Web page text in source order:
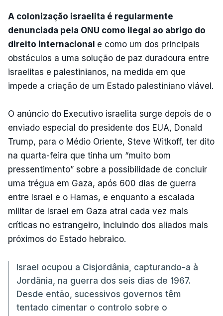
A colonização israelita é regularmente
denunciada pela ONU como ilegal ao abrigo do
direito internacional e como um dos principais
obstáculos a uma solução de paz duradoura entre
israelitas e palestinianos, na medida em que
impede a criação de um Estado palestiniano viável.
O anúncio do Executivo israelita surge depois de o
enviado especial do presidente dos EUA, Donald
Trump, para o Médio Oriente, Steve Witkoff, ter dito
na quarta-feira que tinha um “muito bom
pressentimento” sobre a possibilidade de concluir
uma trégua em Gaza, após 600 dias de guerra
entre Israel e o Hamas, e enquanto a escalada
militar de Israel em Gaza atrai cada vez mais
críticas no estrangeiro, incluindo dos aliados mais
próximos do Estado hebraico.
Israel ocupou a Cisjordânia, capturando-a à
Jordânia, na guerra dos seis dias de 1967.
Desde então, sucessivos governos têm
tentado cimentar o controlo sobre o